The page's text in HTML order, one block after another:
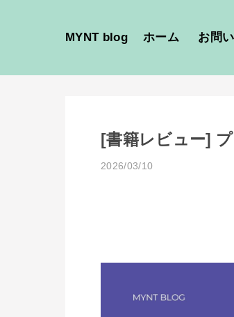
MYNT blog ホーム お問
[書籍レビュー]
2026/03/10